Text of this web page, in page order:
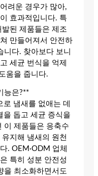
려운 경우가 많아,
효과적입니다. 특
된 제품들은 제조
만들어져서 안전하
니다. 찾아보다 보니
세균 번식을 억제
움을 줍니다.
능은?**
냄새를 없애는 데
을 돕고 세균 증식을
이 제품들은 응축수
지해 냄새의 원천
. OEM·ODM 업체
특히 성분 안전성
을 최소화하면서도